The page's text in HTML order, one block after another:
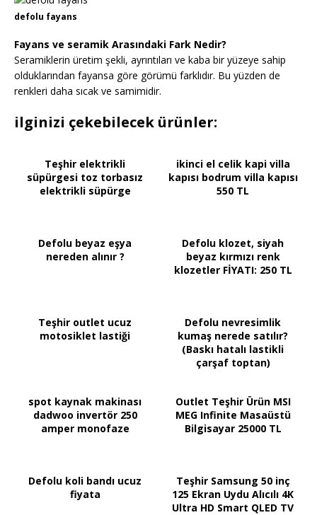
defolu fayans
Fayans ve seramik Arasındaki Fark Nedir?
Seramiklerin üretim şekli, ayrıntıları ve kaba bir yüzeye sahip
olduklarından fayansa göre görümü farklıdır. Bu yüzden de
renkleri daha sıcak ve samimidir.
ilginizi çekebilecek ürünler:
Teşhir elektrikli
süpürgesi toz torbasız
elektrikli süpürge
ikinci el celik kapi villa
kapısı bodrum villa kapısı
550 TL
Defolu beyaz eşya
nereden alınır ?
Defolu klozet, siyah
beyaz kırmızı renk
klozetler FİYATI: 250 TL
Teşhir outlet ucuz
motosiklet lastiği
Defolu nevresimlik
kumaş nerede satılır?
(Baskı hatalı lastikli
çarşaf toptan)
spot kaynak makinası
dadwoo invertör 250
amper monofaze
Outlet Teşhir Ürün MSI
MEG Infinite Masaüstü
Bilgisayar 25000 TL
Defolu koli bandı ucuz
fiyata
Teşhir Samsung 50 inç
125 Ekran Uydu Alıcılı 4K
Ultra HD Smart QLED TV